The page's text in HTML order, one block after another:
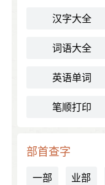
汉字大全
词语大全
英语单词
笔顺打印
部首查字
一部 业部